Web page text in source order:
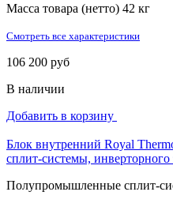
Масса товара (нетто) 42 кг
Смотреть все характеристики
106 200 руб
В наличии
Добавить в корзину
Блок внутренний Royal
сплит-системы, инверторного
Полупромышленные сплит-